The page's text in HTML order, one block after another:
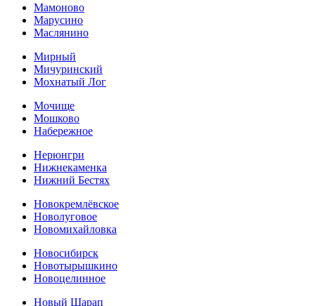
Мамоново
Марусино
Маслянино
Мирный
Мичуринский
Мохнатый Лог
Мочище
Мошково
Набережное
Нерюнгри
Нижнекаменка
Нижний Бестях
Новокремлёвское
Новолуговое
Новомихайловка
Новосибирск
Новотырышкино
Новоцелинное
Новый Шарап